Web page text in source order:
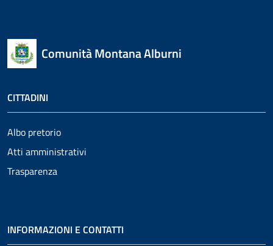
Comunità Montana Alburni
CITTADINI
Albo pretorio
Atti amministrativi
Trasparenza
INFORMAZIONI E CONTATTI